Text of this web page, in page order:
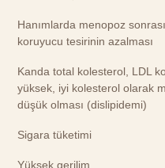
Hanımlarda menopoz
koruyucu tesirinin azalması
Kanda total kolesterol, LDL
yüksek, iyi kolesterol olarak
düşük olması (dislipidemi)
Sigara tüketimi
Yüksek gerilim